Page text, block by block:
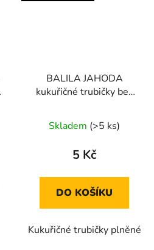
BALILA JAHODA
kukuřičné trubičky bez
hodnocení
produktu
5,0
z
hvězdiček.
Skladem (>5 ks)
5 Kč
DO KOŠÍKU
Kukuřičné trubičky plněné